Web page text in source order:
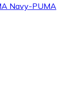
Navy-PUMA